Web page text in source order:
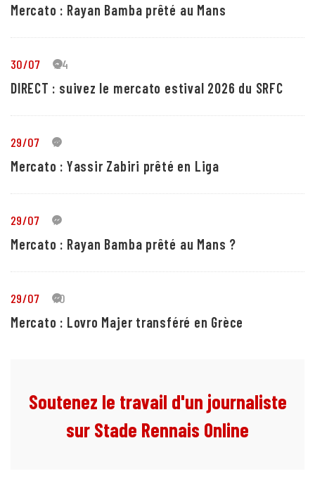
Mercato : Rayan Bamba prêté au Mans
30/07 24
DIRECT : suivez le mercato estival 2026 du SRFC
29/07 5
Mercato : Yassir Zabiri prêté en Liga
29/07 1
Mercato : Rayan Bamba prêté au Mans ?
29/07 10
Mercato : Lovro Majer transféré en Grèce
Soutenez le travail d'un journaliste
sur Stade Rennais Online